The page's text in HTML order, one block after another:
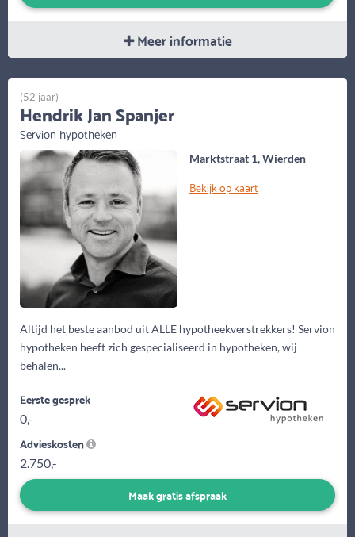
Meer informatie
Marktstraat 1, Wierden
Bekijk op kaart
Altijd het beste aanbod uit ALLE hypotheekverstrekkers! Servion
hypotheken heeft zich gespecialiseerd in hypotheken, wij
behalen...
(52 jaar)
Hendrik Jan Spanjer
Servion hypotheken
Eerste gesprek
0,-
Advieskosten
2.750,-
Maak gratis afspraak